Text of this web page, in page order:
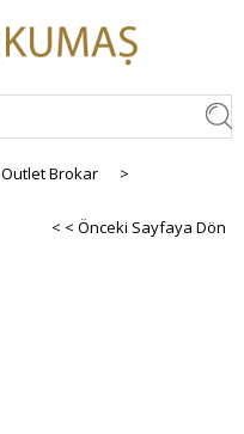
Outlet Brokar
>
< < Önceki Sayfaya Dön